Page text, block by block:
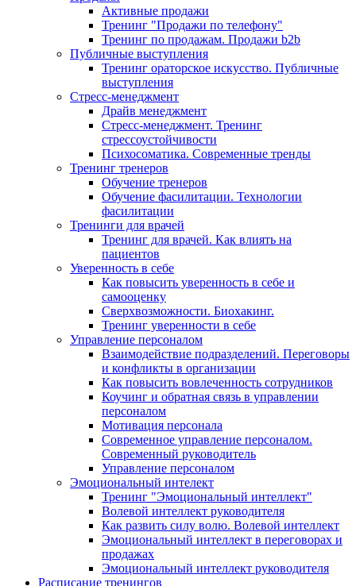
Активные продажи
Тренинг "Продажи по телефону"
Тренинг по продажам. Продажи b2b
Публичные выступления
Тренинг ораторское искусство. Публичные
выступления
Стресс-менеджмент
Драйв менеджмент
Стресс-менеджмент. Тренинг
стрессоустойчивости
Психосоматика. Современные тренды
Тренинг тренеров
Обучение тренеров
Обучение фасилитации. Технологии
фасилитации
Тренинги для врачей
Тренинг для врачей. Как влиять на
пациентов
Уверенность в себе
Как повысить уверенность в себе и
самооценку
Сверхвозможности. Биохакинг.
Тренинг уверенности в себе
Управление персоналом
Взаимодействие подразделений. Переговоры
и конфликты в организации
Как повысить вовлеченность сотрудников
Коучинг и обратная связь в управлении
персоналом
Мотивация персонала
Современное управление персоналом.
Современный руководитель
Управление персоналом
Эмоциональный интелект
Тренинг "Эмоциональный интеллект"
Волевой интеллект руководителя
Как развить силу волю. Волевой интеллект
Эмоциональный интеллект в переговорах и
продажах
Эмоциональный интеллект руководителя
Расписание тренингов